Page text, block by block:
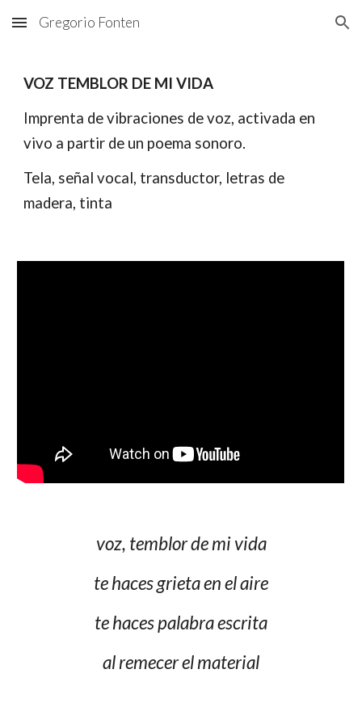
Skip to main content Skip to navigation
Gregorio Fonten
VOZ TEMBLOR DE MI VIDA
Imprenta de vibraciones de voz, activada en
vivo a partir de un poema sonoro.
Tela, señal vocal, transductor, letras de
madera, tinta
voz, temblor de mi vida
te haces grieta en el aire
te haces palabra escrita
al remecer el material